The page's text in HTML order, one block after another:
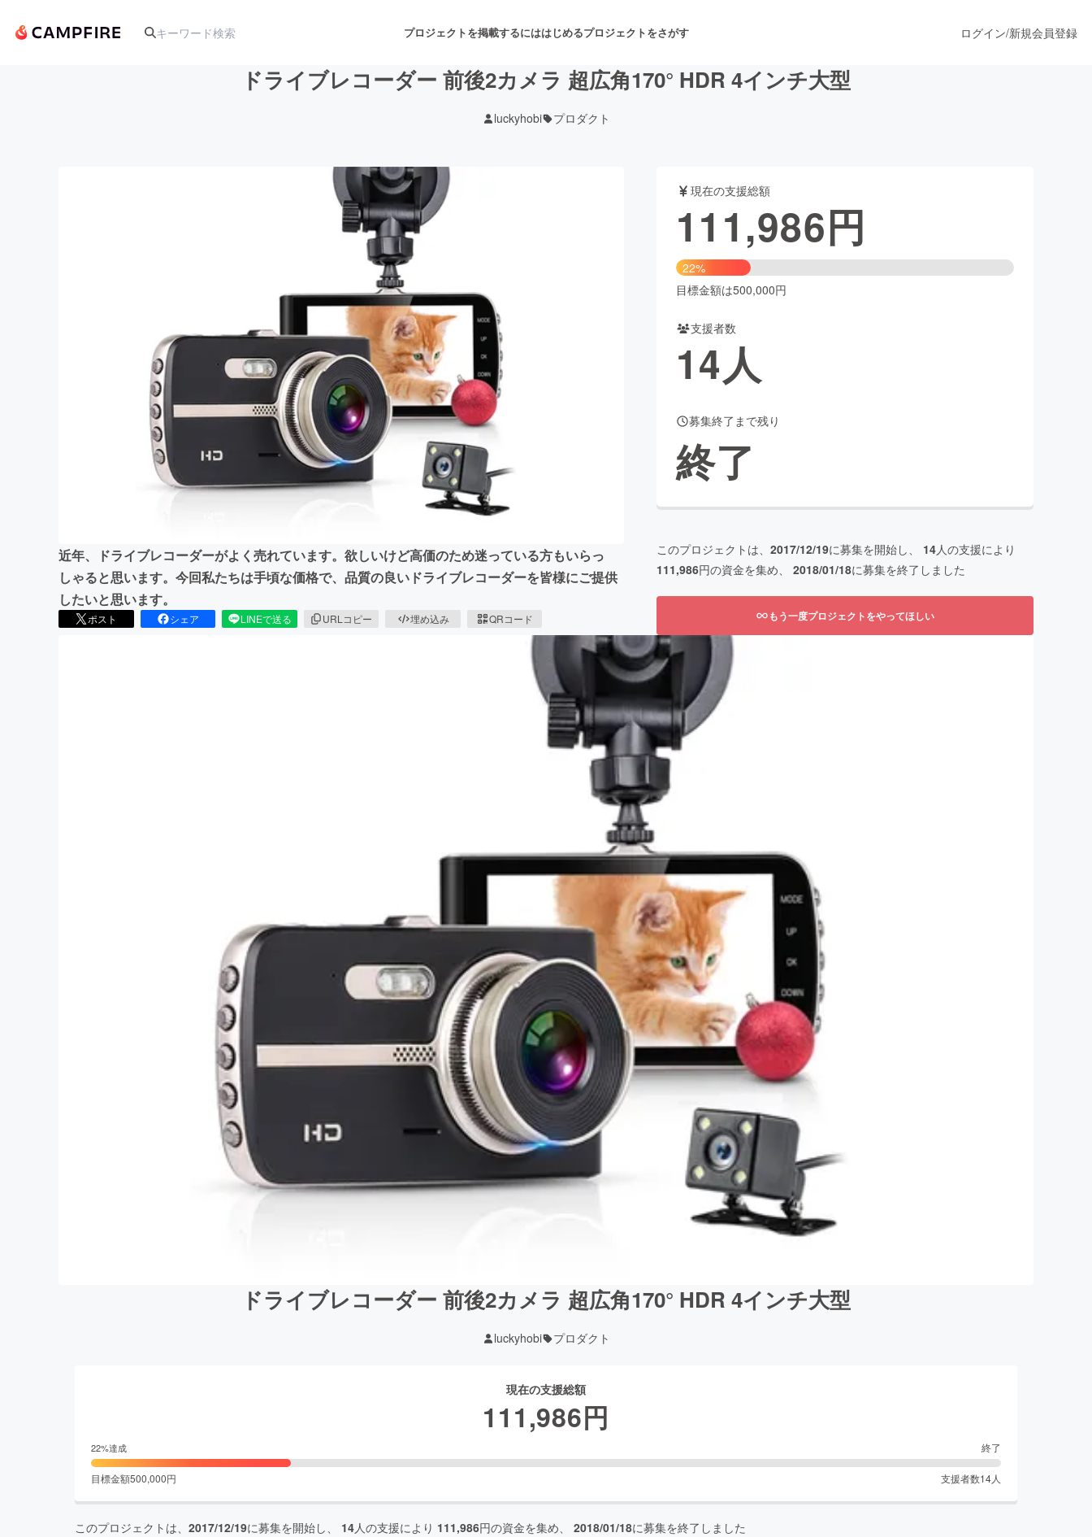
プロジェクトを掲載するにははじめるプロジェクトをさがす
音楽 舞台・パフォーマンス
ゲーム・サービス開発 ファッション
書籍・雑誌出版
ビジネス・起業 チャレンジ ビューティー・ヘルスケア
まちづくり・地域活性化
CAMPFIRE for Social Good
CAMPFIREふるさと納税
ログイン/新規会員登録
ドライブレコーダー 前後2カメラ 超広角170° HDR 4インチ大型
luckyhobi プロダクト
近年、ドライブレコーダーがよく売れています。欲しいけど高価のため迷っている方もいらっ
しゃると思います。今回私たちは手頃な価格で、品質の良いドライブレコーダーを皆様にご提供
したいと思います。
ポスト シェア LINEで送る URLコピー 埋め込み QRコード
現在の支援総額
111,986円
22%
目標金額は500,000円
支援者数
14人
募集終了まで残り
終了
このプロジェクトは、 2017/12/19に募集を開始し、 14人の支援により
111,986円の資金を集め、 2018/01/18に募集を終了しました
もう一度プロジェクトをやってほしい
ドライブレコーダー 前後2カメラ 超広角170° HDR 4インチ大型
luckyhobi プロダクト
現在の支援総額
111,986円
22%達成 終了
目標金額500,000円 支援者数14人
このプロジェクトは、 2017/12/19に募集を開始し、 14人の支援により 111,986円の資金を集め、 2018/01/18に募集を終了しました